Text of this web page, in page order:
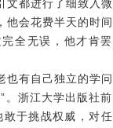
文都进行了细致入微
他会花费半天的时间
全无误，他才肯罢
也有自己独立的学问
。浙江大学出版社前
敢于挑战权威，对任